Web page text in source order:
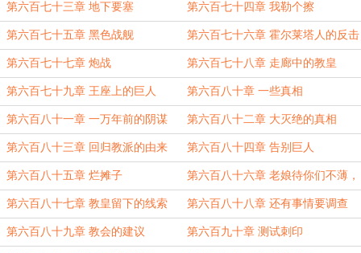
第六百七十三章 地下要塞 第六百七十四章 我勒个擦
第六百七十五章 黑色战舰 第六百七十六章 霍尔莱塔人的反击
第六百七十七章 炮战 第六百七十八章 走廊中的教皇
第六百七十九章 王座上的巨人 第六百八十章 一些真相
第六百八十一章 一万年前的阴谋 第六百八十二章 大灭绝的真相
第六百八十三章 回归教派的由来 第六百八十四章 告别巨人
第六百八十五章 烂摊子 第六百八十六章 老娘待你们不薄，
你们竟然炸了亲妈
第六百八十七章 教皇留下的线索 第六百八十八章 还有事情要调查
第六百八十九章 教会的建议 第六百九十章 测试刺印